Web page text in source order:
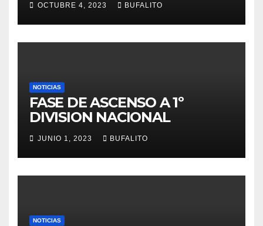
OCTUBRE 4, 2023 BUFALITO
NOTICIAS
FASE DE ASCENSO A 1º
DIVISION NACIONAL
JUNIO 1, 2023 BUFALITO
NOTICIAS